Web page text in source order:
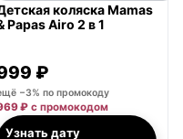
коляска Mamas
Papas Airo 2 в 1
₽
−3% по промокоду
₽ с промокодом
Узнать дату